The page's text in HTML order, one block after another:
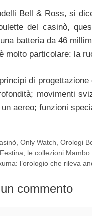
Bell & Ross, si
del casinò,
batteria da 46
è molto particolare: la
di
movimenti
aereo; funzioni
,Only Watch,Orologi
le collezioni Mambo
l’orologio che rileva
commento